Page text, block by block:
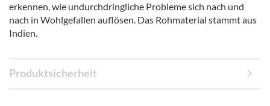
erkennen, wie undurchdringliche Probleme sich nach und
nach in Wohlgefallen auflösen. Das Rohmaterial stammt aus
Indien.
Produktsicherheit